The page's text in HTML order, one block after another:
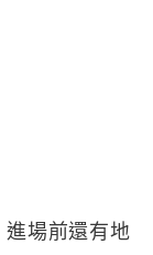
進場前還有地